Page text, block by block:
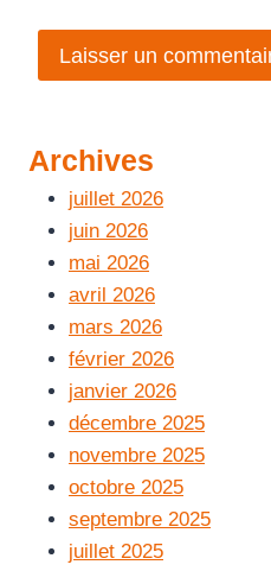
Archives
juillet 2026
juin 2026
mai 2026
avril 2026
mars 2026
février 2026
janvier 2026
décembre 2025
novembre 2025
octobre 2025
septembre 2025
juillet 2025